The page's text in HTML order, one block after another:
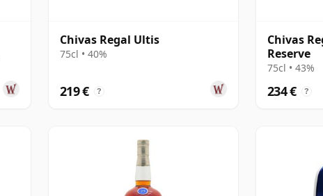
Chivas Regal Ultis
75cl • 40%
219 € ?
Chivas
Reserve
75cl • 43%
234 € ?